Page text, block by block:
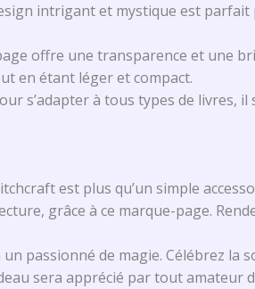
intrigant et mystique est
offre une transparence et une
en étant léger et compact.
s’adapter à tous types de livres,
est plus qu’un simple
grâce à ce marque-page.
un passionné de magie. Célébrez la
sera apprécié par tout amateur